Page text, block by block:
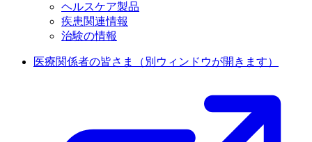
ヘルスケア製品
疾患関連情報
治験の情報
医療関係者の皆さま （別ウィンドウが開きます）